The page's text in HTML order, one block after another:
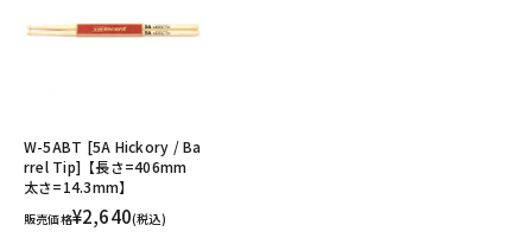
W-5ABT [5A Hickory / Ba
rrel Tip]【長さ=406mm
太さ=14.3mm】
販売価格¥2,640(税込)